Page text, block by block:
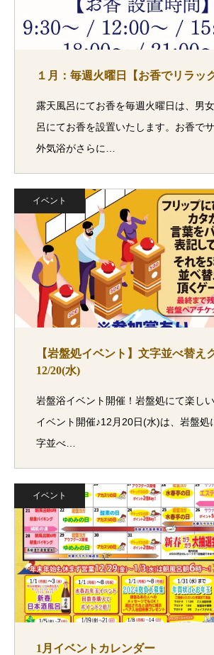
１月：毎週火曜日【お香でリラッ
露天風呂にてお香を毎週火曜日は、男
呂にてお香を設置いたします。お香で
外気浴がさらに…
イベント
【岩盤処イベント】文字並べ替
12/20(水)
岩盤浴イベント開催！岩盤処にて楽し
イベント開催♪12月20日(水)は、岩盤処
字並べ…
イベント
1月イベントカレンダー